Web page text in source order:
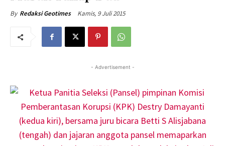
By Redaksi Geotimes Kamis, 9 Juli 2015
- Advertisement -